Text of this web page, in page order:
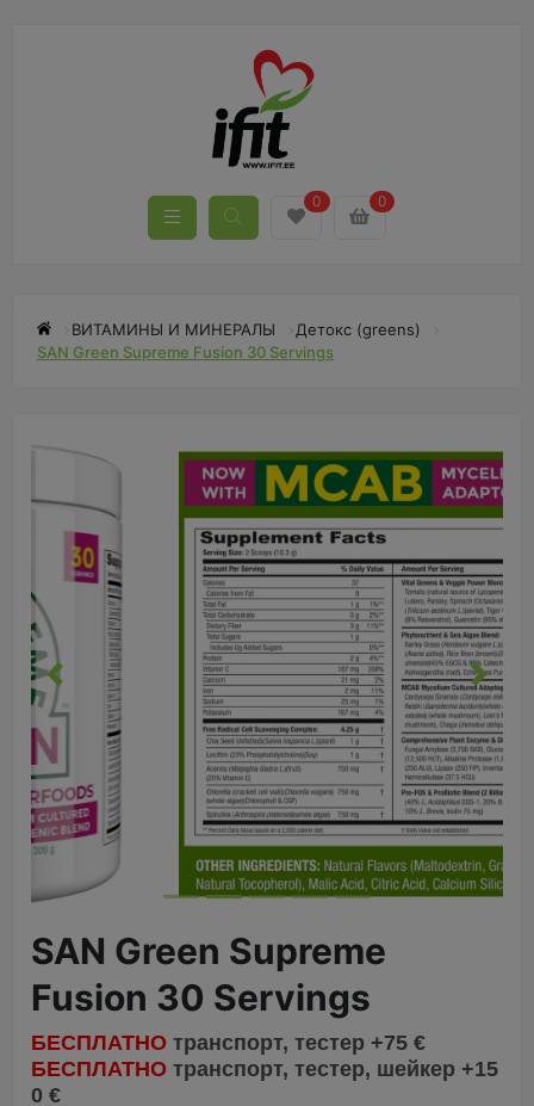
0 0
ВИТАМИНЫ И МИНЕРАЛЫ
Детокс (greens)
SAN Green Supreme Fusion 30 Servings
Назад
SAN Green Supreme
Fusion 30 Servings
БЕСПЛАТНО транспорт, тестер +75 €
БЕСПЛАТНО транспорт, тестер, шейкер +15
0 €